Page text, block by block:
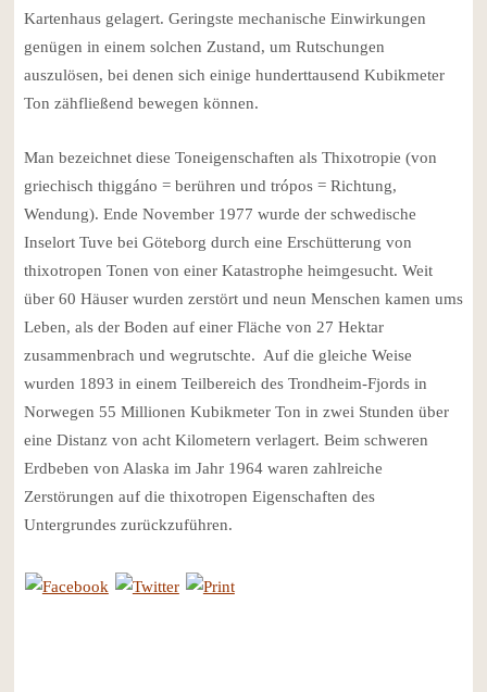
Kartenhaus gelagert. Geringste mechanische Einwirkungen
genügen in einem solchen Zustand, um Rutschungen
auszulösen, bei denen sich einige hunderttausend Kubikmeter
Ton zähfließend bewegen können.
Man bezeichnet diese Toneigenschaften als Thixotropie (von
griechisch thiggáno = berühren und trópos = Richtung,
Wendung). Ende November 1977 wurde der schwedische
Inselort Tuve bei Göteborg durch eine Erschütterung von
thixotropen Tonen von einer Katastrophe heimgesucht. Weit
über 60 Häuser wurden zerstört und neun Menschen kamen ums
Leben, als der Boden auf einer Fläche von 27 Hektar
zusammenbrach und wegrutschte. Auf die gleiche Weise
wurden 1893 in einem Teilbereich des Trondheim-Fjords in
Norwegen 55 Millionen Kubikmeter Ton in zwei Stunden über
eine Distanz von acht Kilometern verlagert. Beim schweren
Erdbeben von Alaska im Jahr 1964 waren zahlreiche
Zerstörungen auf die thixotropen Eigenschaften des
Untergrundes zurückzuführen.